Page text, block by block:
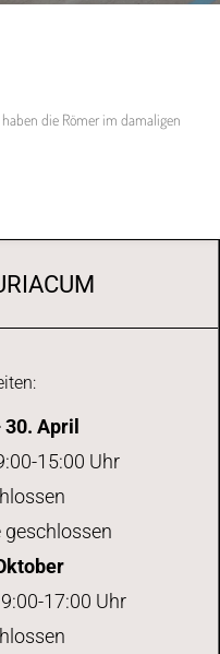
die Römer im damaligen
April
15:00 Uhr
geschlossen
17:00 Uhr